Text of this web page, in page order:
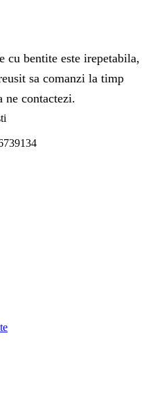
cu bentite este irepetabila,
sa comanzi la timp
ne contactezi.